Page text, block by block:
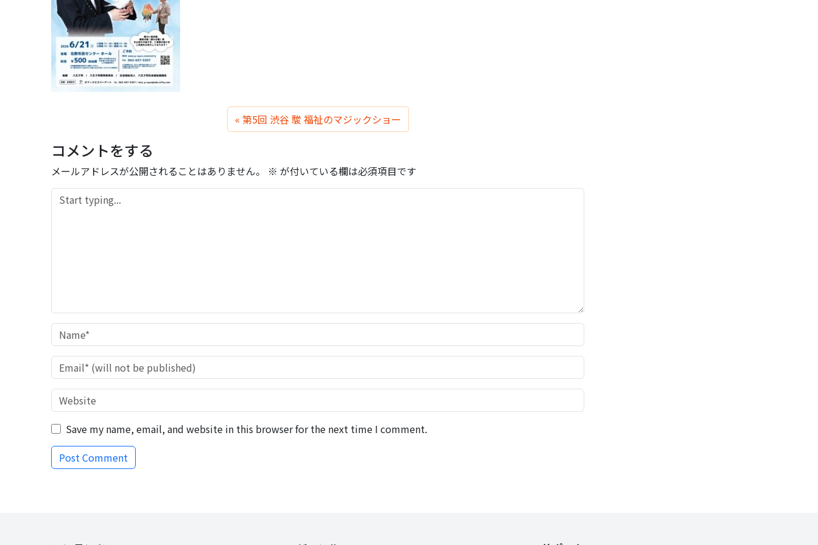
第5回 渋谷 駿 福祉のマジックショー
コメントをする
メールアドレスが公開されることはありません。 ※ が付いている欄は必須項目です
Save my name, email, and website in this browser for the next time I comment.